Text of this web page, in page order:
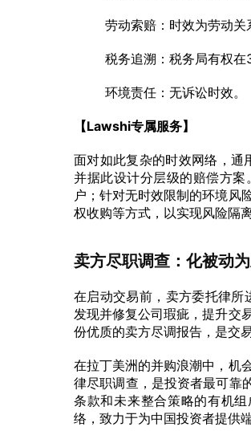
劳动索赔：时效为劳动关
税务追溯：税务局有权在
环境责任：无诉讼时效。
【Lawshi专属服务】
面对如此复杂的时效网络，通
并据此设计分层级的赔偿方
户；针对无时效限制的环境风
权收购等方式，以实现风险隔离
卖方尽职调查：化被动
在启动交易前，卖方委托律
发现并修复公司瑕疵，提升交
份优质的卖方尽调报告，是交易
在拉丁美洲的并购浪潮中，机
律尽职调查，是投资者最可靠
条款和未来整合策略的有机
络，致力于为中国投资者提供